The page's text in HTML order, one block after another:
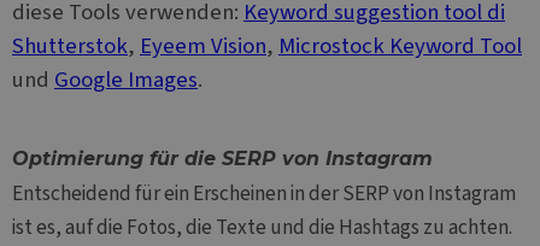
diese Tools verwenden: Keyword suggestion tool di
Shutterstok, Eyeem Vision, Microstock Keyword Tool
und Google Images.
Optimierung für die SERP von Instagram
Entscheidend für ein Erscheinen in der SERP von Instagram
ist es, auf die Fotos, die Texte und die Hashtags zu achten.